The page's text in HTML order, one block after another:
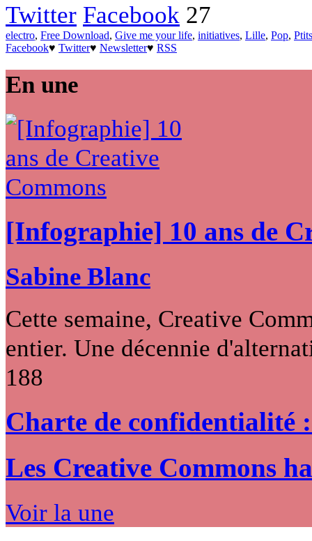
Twitter Facebook 27
electro, Free Download, Give me your life, initiatives, Lille, Pop,
Facebook♥ Twitter♥ Newsletter♥ RSS
En une
[Infographie] 10 ans de
Sabine Blanc
Cette semaine, Creative
entier. Une décennie
188
Charte de confidentialité
Les Creative Commons
Voir la une